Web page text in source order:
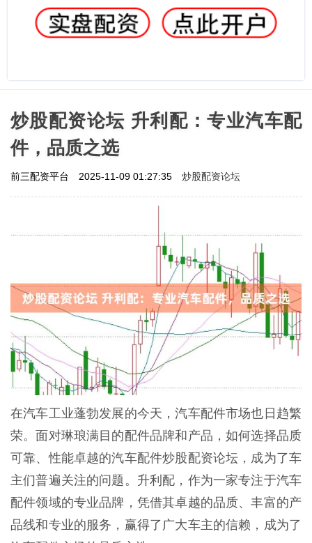
炒股配资论坛 升利配：专业汽车配
件，品质之选
前三配资平台 2025-11-09 01:27:35 炒股配资论坛
在汽车工业蓬勃发展的今天，汽车配件市场也日趋繁
荣。面对琳琅满目的配件品牌和产品，如何选择品质
可靠、性能卓越的汽车配件炒股配资论坛，成为了车
主们普遍关注的问题。升利配，作为一家专注于汽车
配件领域的专业品牌，凭借其卓越的品质、丰富的产
品线和专业的服务，赢得了广大车主的信赖，成为了